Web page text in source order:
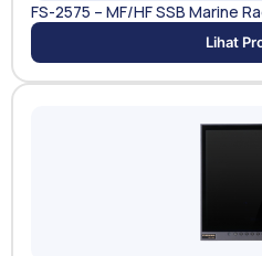
FS-2575 – MF/HF SSB Marine
Lihat